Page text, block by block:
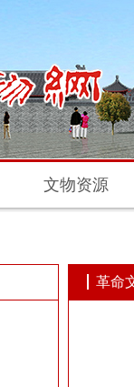
文物资源
革命